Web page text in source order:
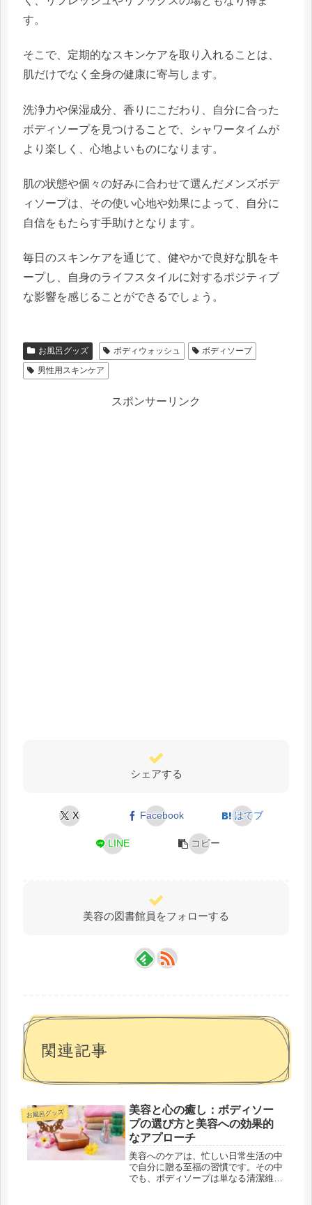
す。
そこで、定期的なスキンケアを取り入れることは、
肌だけでなく全身の健康に寄与します。
洗浄力や保湿成分、香りにこだわり、自分に合った
ボディソープを見つけることで、シャワータイムが
より楽しく、心地よいものになります。
肌の状態や個々の好みに合わせて選んだメンズボデ
ィソープは、その使い心地や効果によって、自分に
自信をもたらす手助けとなります。
毎日のスキンケアを通じて、健やかで良好な肌をキ
ープし、自身のライフスタイルに対するポジティブ
な影響を感じることができるでしょう。
お風呂グッズ ボディウォッシュ
ボディソープ
男性用スキンケア
スポンサーリンク
シェアする
X Facebook はてブ
LINE コピー
美容の図書館員をフォローする
関連記事
お風呂グッズ
美容と心の癒し：ボディソー
プの選び方と美容への効果的
なアプローチ
美容へのケアは、忙しい日常生活の中
で自分に贈る至福の習慣です。その中
でも、ボディソープは単なる清潔維持